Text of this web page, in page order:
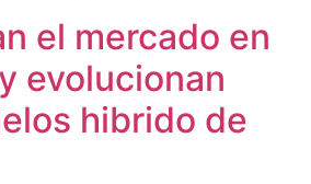
el mercado en
evolucionan
hibrido de